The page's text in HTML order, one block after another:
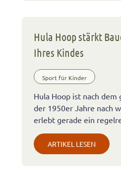
Hula Hoop stärkt
Ihres Kindes
Sport für Kinder
Hula Hoop ist nach dem
der 1950er Jahre nach
erlebt gerade ein
ARTIKEL LESEN